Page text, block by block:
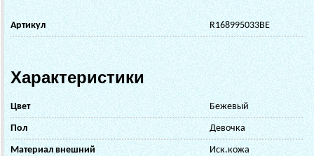
Артикул R168995033BE
Характеристики
Цвет Бежевый
Пол Девочка
Материал внешний Иск.кожа